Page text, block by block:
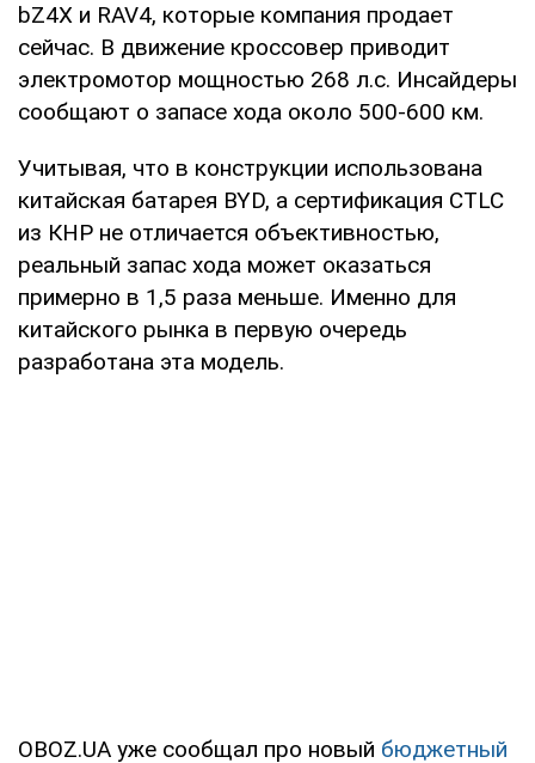
bZ4X и RAV4, которые компания продает
сейчас. В движение кроссовер приводит
электромотор мощностью 268 л.с. Инсайдеры
сообщают о запасе хода около 500-600 км.
Учитывая, что в конструкции использована
китайская батарея BYD, а сертификация CTLC
из КНР не отличается объективностью,
реальный запас хода может оказаться
примерно в 1,5 раза меньше. Именно для
китайского рынка в первую очередь
разработана эта модель.
OBOZ.UA уже сообщал про новый бюджетный